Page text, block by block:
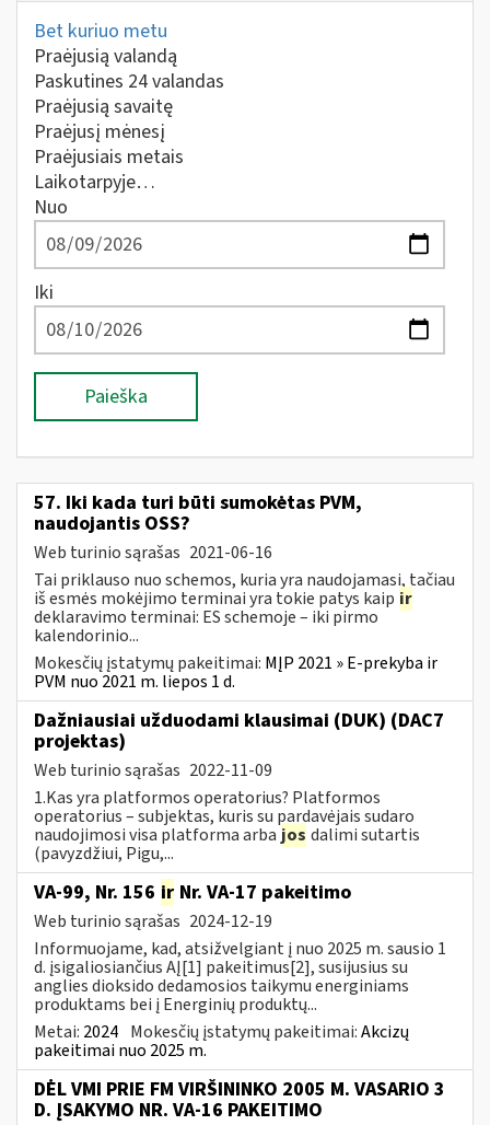
Bet kuriuo metu
Praėjusią valandą
Paskutines 24 valandas
Praėjusią savaitę
Praėjusį mėnesį
Praėjusiais metais
Laikotarpyje…
Nuo
Iki
Paieška
57. Iki kada turi būti sumokėtas PVM,
naudojantis OSS?
Web turinio sąrašas 2021-06-16
Tai priklauso nuo schemos, kuria yra naudojamasi, tačiau
iš esmės mokėjimo terminai yra tokie patys kaip ir
deklaravimo terminai: ES schemoje – iki pirmo
kalendorinio...
Mokesčių įstatymų pakeitimai: MĮP 2021 » E-prekyba ir
PVM nuo 2021 m. liepos 1 d.
Dažniausiai užduodami klausimai (DUK) (DAC7
projektas)
Web turinio sąrašas 2022-11-09
1.Kas yra platformos operatorius? Platformos
operatorius – subjektas, kuris su pardavėjais sudaro
naudojimosi visa platforma arba jos dalimi sutartis
(pavyzdžiui, Pigu,...
VA-99, Nr. 156 ir Nr. VA-17 pakeitimo
Web turinio sąrašas 2024-12-19
Informuojame, kad, atsižvelgiant į nuo 2025 m. sausio 1
d. įsigaliosiančius AĮ[1] pakeitimus[2], susijusius su
anglies dioksido dedamosios taikymu energiniams
produktams bei į Energinių produktų...
Metai: 2024 Mokesčių įstatymų pakeitimai:Akcizų
pakeitimai nuo 2025 m.
DĖL VMI PRIE FM VIRŠININKO 2005 M. VASARIO 3
D. ĮSAKYMO NR. VA-16 PAKEITIMO